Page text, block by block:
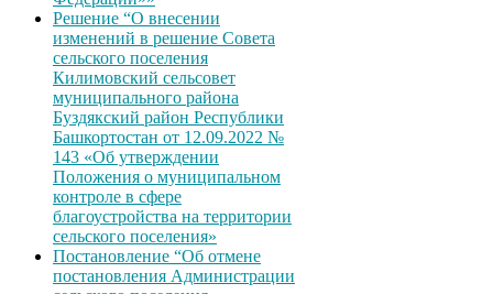
Решение “О внесении
изменений в решение Совета
сельского поселения
Килимовский сельсовет
муниципального района
Буздякский район Республики
Башкортостан от 12.09.2022 №
143 «Об утверждении
Положения о муниципальном
контроле в сфере
благоустройства на территории
сельского поселения»
Постановление “Об отмене
постановления Администрации